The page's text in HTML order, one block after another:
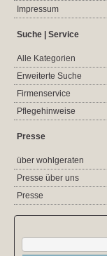
Impressum
Suche | Service
Alle Kategorien
Erweiterte Suche
Firmenservice
Pflegehinweise
Presse
über wohlgeraten
Presse über uns
Presse